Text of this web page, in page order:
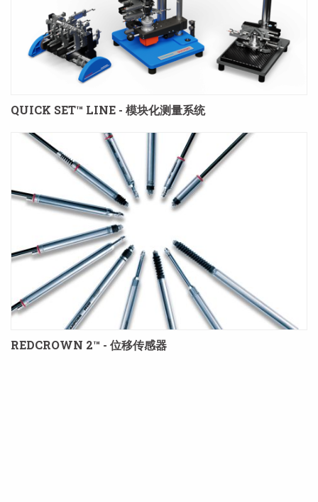
QUICK SET™ LINE - 模块化测量系统
REDCROWN 2™ - 位移传感器